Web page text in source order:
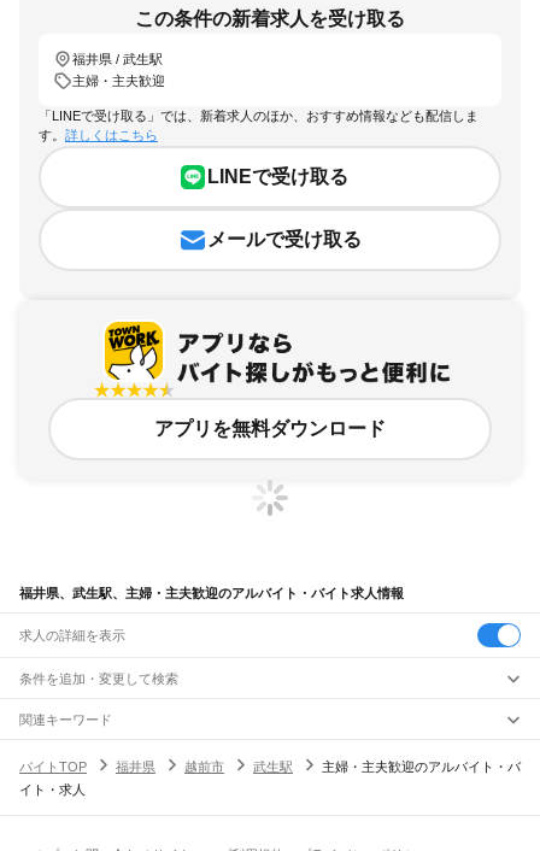
この条件の新着求人を受け取る
福井県 / 武生駅
主婦・主夫歓迎
「LINEで受け取る」では、新着求人のほか、おすすめ情報なども配信しま
す。 詳しくはこちら
LINEで受け取る
メールで受け取る
アプリを無料ダウンロード
福井県、武生駅、主婦・主夫歓迎のアルバイト・バイト求人情報
求人の詳細を表示
条件を追加・変更して検索
市区町村を追加・変更
福井県すべて
福井市
駅を追加・変更
職種を追加・変更
関連キーワード
バイトTOP
福井県 越前市 武生駅
主婦・主夫歓迎のアルバイト・バ
イト・求人